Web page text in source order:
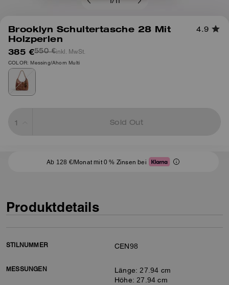
/
Brooklyn Schultertasche 28 Mit
Holzperlen
4.9
385 €550 €inkl. MwSt.
COLOR: Messing/Ahorn Multi
Sold Out
Ab 128 €/Monat mit 0 % Zinsen bei
Produktdetails
STILNUMMER CEN98
MESSUNGEN
Länge: 27.94 cm
Höhe: 27.94 cm